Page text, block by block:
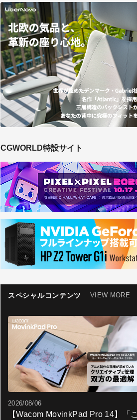
CGWORLD特設サイト
スペシャルコンテンツ VIEW MORE
2026/08/06
【Wacom MovinkPad Pro 14】「こ